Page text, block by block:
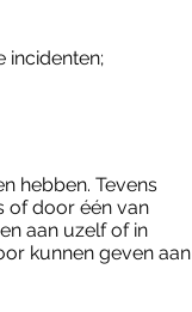
incidenten;
hebben. Tevens
of door één van
aan uzelf of in
kunnen geven aan